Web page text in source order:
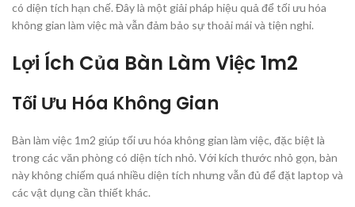
có diện tích hạn chế. Đây là một giải pháp hiệu quả để tối ưu hóa
không gian làm việc mà vẫn đảm bảo sự thoải mái và tiện nghi.
Lợi Ích Của Bàn Làm Việc 1m2
Tối Ưu Hóa Không Gian
Bàn làm việc 1m2 giúp tối ưu hóa không gian làm việc, đặc biệt là
trong các văn phòng có diện tích nhỏ. Với kích thước nhỏ gọn, bàn
này không chiếm quá nhiều diện tích nhưng vẫn đủ để đặt laptop và
các vật dụng cần thiết khác.